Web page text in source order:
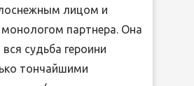
лицом и
партнера. Она
судьба героини
тончайшими